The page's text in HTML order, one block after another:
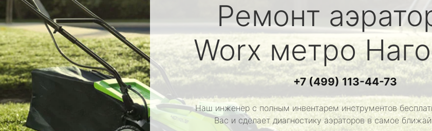
Ремонт
Worxметро
+7 (499) 113-44-73
Наш инженер с полным инвентарем инструментов
Вас и сделает диагностику аэраторов в самое